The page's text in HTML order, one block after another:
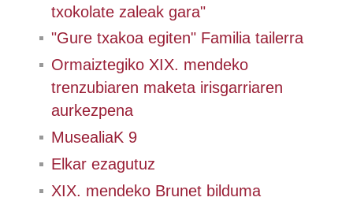
txokolate zaleak gara"
"Gure txakoa egiten" Familia tailerra
Ormaiztegiko XIX. mendeko
trenzubiaren maketa irisgarriaren
aurkezpena
MusealiaK 9
Elkar ezagutuz
XIX. mendeko Brunet bilduma